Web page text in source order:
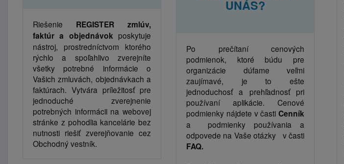
Riešenie REGISTER zmlúv,
faktúr a objednávok poskytuje
nástroj, prostredníctvom ktorého
rýchlo a spoľahlivo zverejníte
všetky potrebné informácie o
Vašich zmluvách, objednávkach a
faktúrach. Vytvára príležitosť pre
jednoduché zverejnenie
potrebných informácii na webovej
stránke z pohodlia kancelárie bez
nutnosti riešiť zverejňovanie cez
Obchodný vestník.
UNÁS?
Po prečítaní cenových
podmienok, ktoré búdu pre
organizácie dúfame veľmi
zaujímavé, je to ešte
jednoduchosť a prehľadnosť pri
používaní aplikácie. Cenové
podmienky nájdete v časti Cenník
a podmienky používania a
odpovede na Vaše otázky v časti
FAQ.